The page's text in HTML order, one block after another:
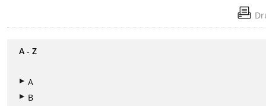
A - Z
A
B